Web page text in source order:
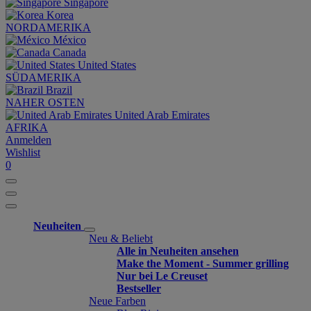
Singapore
Korea
NORDAMERIKA
México
Canada
United States
SÜDAMERIKA
Brazil
NAHER OSTEN
United Arab Emirates
AFRIKA
Anmelden
Wishlist
0
Neuheiten
Neu & Beliebt
Alle in Neuheiten ansehen
Make the Moment - Summer grilling
Nur bei Le Creuset
Bestseller
Neue Farben